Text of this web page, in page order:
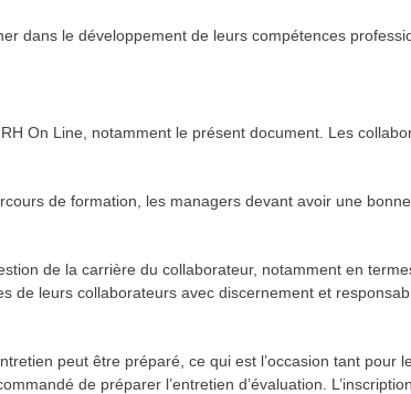
dans le développement de leurs compétences
On Line, notamment le présent document. Les
de formation, les managers devant avoir une bonne
de la carrière du collaborateur, notamment en
de leurs collaborateurs avec discernement et
peut être préparé, ce qui est l’occasion tant pour
de préparer l’entretien d’évaluation.